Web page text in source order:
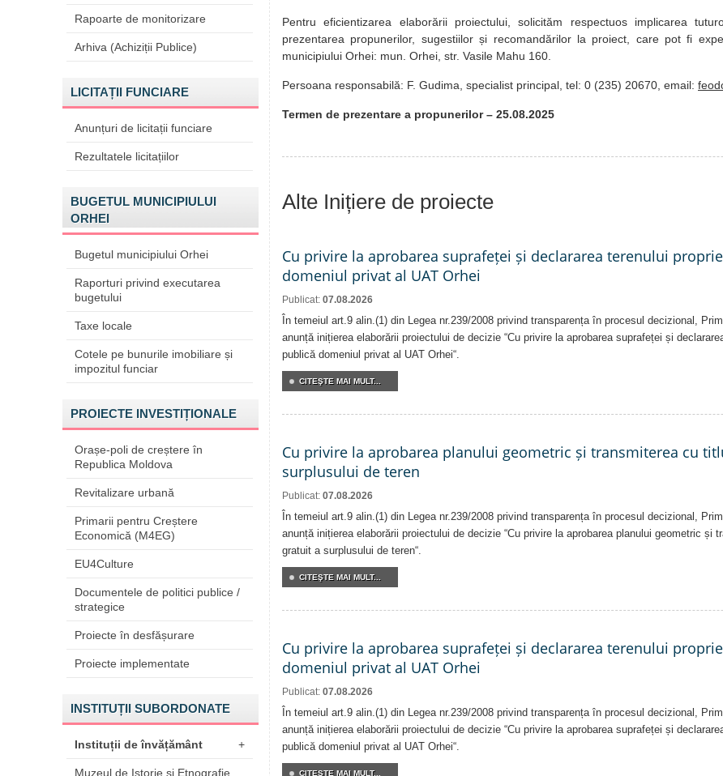
Rapoarte de monitorizare
Arhiva (Achiziții Publice)
LICITAȚII FUNCIARE
Anunțuri de licitații funciare
Rezultatele licitațiilor
BUGETUL MUNICIPIULUI
ORHEI
Bugetul municipiului Orhei
Raporturi privind executarea
bugetului
Taxe locale
Cotele pe bunurile imobiliare și
impozitul funciar
PROIECTE INVESTIȚIONALE
Orașe-poli de creștere în
Republica Moldova
Revitalizare urbană
Primarii pentru Creștere
Economică (M4EG)
EU4Culture
Documentele de politici publice /
strategice
Proiecte în desfășurare
Proiecte implementate
INSTITUȚII SUBORDONATE
Instituții de învățământ +
Muzeul de Istorie şi Etnografie
Pentru eficientizarea elaborării proiectului, solicităm respectuos implicarea
prezentarea propunerilor, sugestiilor și recomandărilor la proiect, care pot fi
municipiului Orhei: mun. Orhei, str. Vasile Mahu 160.
Persoana responsabilă: F. Gudima, specialist principal, tel: 0 (235) 20670, email:
Termen de prezentare a propunerilor – 25.08.2025
Alte Inițiere de proiecte
Cu privire la aprobarea suprafeței și declararea terenului
domeniul privat al UAT Orhei
Publicat: 07.08.2026
În temeiul art.9 alin.(1) din Legea nr.239/2008 privind transparența în procesul decizional,
anunță inițierea elaborării proiectului de decizie “Cu privire la aprobarea suprafeței și
publică domeniul privat al UAT Orhei“.
CITEŞTE MAI MULT...
Cu privire la aprobarea planului geometric și transmiterea cu
surplusului de teren
Publicat: 07.08.2026
În temeiul art.9 alin.(1) din Legea nr.239/2008 privind transparența în procesul decizional,
anunță inițierea elaborării proiectului de decizie “Cu privire la aprobarea planului geometric și
gratuit a surplusului de teren“.
CITEŞTE MAI MULT...
Cu privire la aprobarea suprafeței și declararea terenului
domeniul privat al UAT Orhei
Publicat: 07.08.2026
În temeiul art.9 alin.(1) din Legea nr.239/2008 privind transparența în procesul decizional,
anunță inițierea elaborării proiectului de decizie “Cu privire la aprobarea suprafeței și
publică domeniul privat al UAT Orhei“.
CITEŞTE MAI MULT...